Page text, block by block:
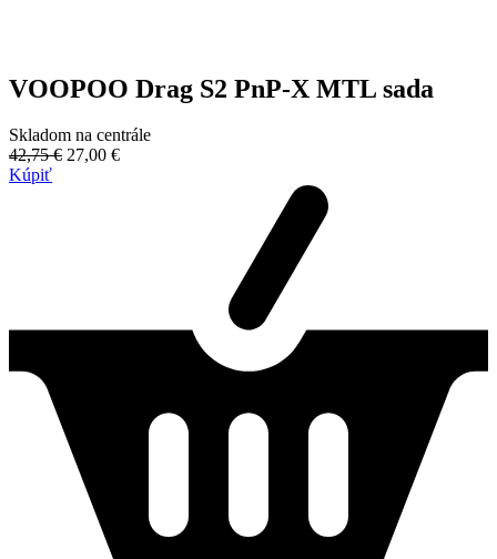
VOOPOO Drag S2 PnP-X MTL sada
Skladom na centrále
42,75 € 27,00 €
Kúpiť